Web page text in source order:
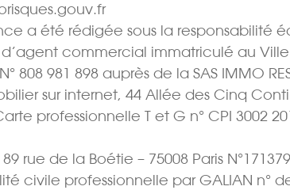
a été rédigée sous la responsabilité
commercial immatriculé au Ville
808 981 898 auprès de la SAS IMMO
sur internet, 44 Allée des Cinq
professionnelle T et G n° CPI 3002
rue de la Boétie – 75008 Paris
civile professionnelle par GALIAN n°